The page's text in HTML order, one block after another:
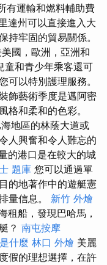
有運輸和燃料輔助費
達州可以直接進入大
持牢固的貿易關係。
國，歐洲，亞洲和
童和青少年乘客還可
可以特別護理服務。
飾藝術季度是邁阿密
格和柔和的色彩。
地區的林蔭大道或
人興奮和令人難忘的
的港口是在較大的城
題庫 您可以通過單
的地著作中的遊艇憲
量信息。 新竹 外燴
租船，發現巴哈馬，
？ 南屯按摩
什麼 林口 外燴 美麗
假的理想選擇，在許